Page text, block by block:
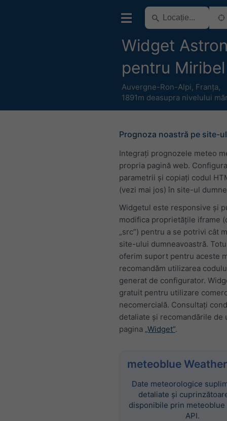
Widget
pentru Miribel
Auvergne-Ron-Alpi, Franța,
1891m deasupra nivelului
Prognoza noastră pe site-
Integrați prognozele meteo
propria pagină web.
parametrii și copiați codul
(vezi mai jos) în site-ul
Widgetul este responsive și
modifica proprietățile iframe
„src”) pentru a se potrivi cât
site-ului dumneavoastră.
oferim suport pentru aceste
recomandăm utilizarea
generat de configurator.
gratuit pentru utilizare
necomercială. Consultați
detaliate și recomandările de
pagina „Widget”.
meteoblue
Date meteorologice
detaliate și
disponibile prin meteoblue
API.